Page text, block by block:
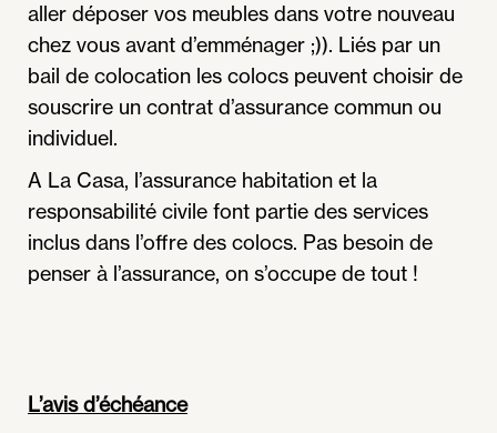
aller déposer vos meubles dans votre nouveau
chez vous avant d’emménager ;)). Liés par un
bail de colocation les colocs peuvent choisir de
souscrire un contrat d’assurance commun ou
individuel.
A La Casa, l’assurance habitation et la
responsabilité civile font partie des services
inclus dans l’offre des colocs. Pas besoin de
penser à l’assurance, on s’occupe de tout !
L’avis d’échéance